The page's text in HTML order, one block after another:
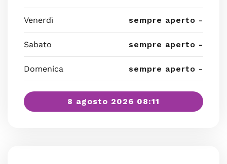
Venerdì sempre aperto -
Sabato sempre aperto -
Domenica sempre aperto -
8 agosto 2026 08:11